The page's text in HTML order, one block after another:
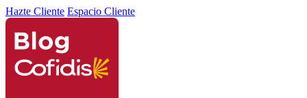
Hazte Cliente Espacio Cliente